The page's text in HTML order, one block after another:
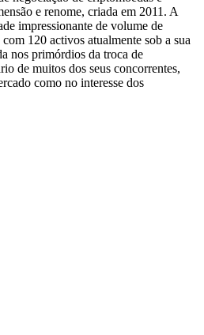
e renome, criada em 2011. A
impressionante de volume de
120 activos atualmente sob a sua
nos primórdios da troca de
de muitos dos seus concorrentes,
como no interesse dos